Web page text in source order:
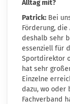
Alltag mit?
Patrick: Bei
Förderung,
deshalb sehr
essenziell für
Sportdirektor
hat sehr
Einzelne
dazu, wo oder
Fachverband